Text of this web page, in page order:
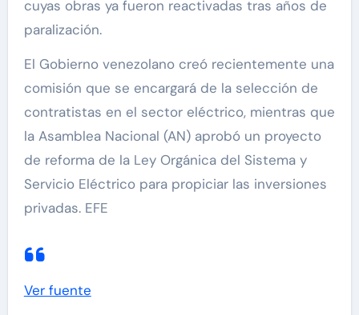
cuyas obras ya fueron reactivadas tras años de
paralización.
El Gobierno venezolano creó recientemente una
comisión que se encargará de la selección de
contratistas en el sector eléctrico, mientras que
la Asamblea Nacional (AN) aprobó un proyecto
de reforma de la Ley Orgánica del Sistema y
Servicio Eléctrico para propiciar las inversiones
privadas. EFE
Ver fuente